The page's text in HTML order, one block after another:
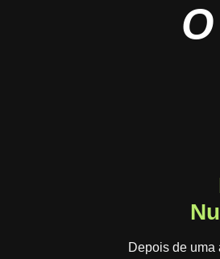
Depois de uma